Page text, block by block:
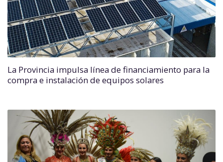
La Provincia impulsa línea de financiamiento para la
compra e instalación de equipos solares